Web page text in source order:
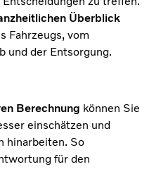
Überblick
Fahrzeugs, vom
und der Entsorgung.
Berechnung können Sie
einschätzen und
hinarbeiten. So
für den